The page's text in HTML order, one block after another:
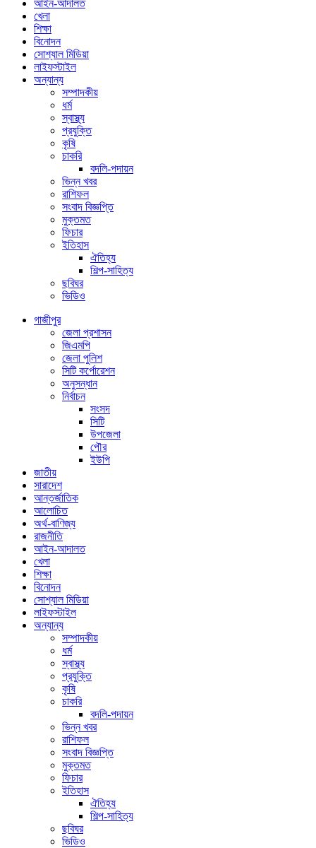
আইন-আদালত
খেলা
শিক্ষা
বিনোদন
সোশ্যাল মিডিয়া
লাইফস্টাইল
অন্যান্য
সম্পাদকীয়
ধর্ম
স্বাস্থ্য
প্রযুক্তি
কৃষি
চাকরি
বদলি-পদায়ন
ভিন্ন খবর
রাশিফল
সংবাদ বিজ্ঞপ্তি
মুক্তমত
ফিচার
ইতিহাস
ঐতিহ্য
শিল্প-সাহিত্য
ছবিঘর
ভিডিও
গাজীপুর
জেলা প্রশাসন
জিএমপি
জেলা পুলিশ
সিটি কর্পোরেশন
অনুসন্ধান
নির্বাচন
সংসদ
সিটি
উপজেলা
পৌর
ইউপি
জাতীয়
সারাদেশ
আন্তর্জাতিক
আলোচিত
অর্থ-বাণিজ্য
রাজনীতি
আইন-আদালত
খেলা
শিক্ষা
বিনোদন
সোশ্যাল মিডিয়া
লাইফস্টাইল
অন্যান্য
সম্পাদকীয়
ধর্ম
স্বাস্থ্য
প্রযুক্তি
কৃষি
চাকরি
বদলি-পদায়ন
ভিন্ন খবর
রাশিফল
সংবাদ বিজ্ঞপ্তি
মুক্তমত
ফিচার
ইতিহাস
ঐতিহ্য
শিল্প-সাহিত্য
ছবিঘর
ভিডিও